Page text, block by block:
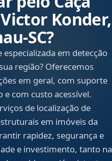
Konder,
em detecção
região? Oferecemos
em geral, com suporte
com custo acessível.
de localização de
em imóveis da
rapidez, segurança e
e investimento, tanto na